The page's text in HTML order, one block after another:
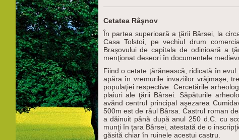
Cetatea Râşnov
În partea superioară a ţării Bârsei, la
Casa Tolstoi, pe vechiul drum
Braşovului de capitala de odinioară a
menţionat deseori în documentele
Fiind o cetate ţărănească, ridicată în
apăra în vremurile invaziilor vrăjmaşe,
populaţiei respective. Cercetările
plaiuri ale ţării Bârsei. Săpăturile
avănd centrul principal aşezarea
500m est de râul Bârsa. Castrul roman
a dăinuit până după anul 250 d.C. cu
munţi în ţara Bârsei, atestată de o
găsită chiar în ruinele acestui castru.